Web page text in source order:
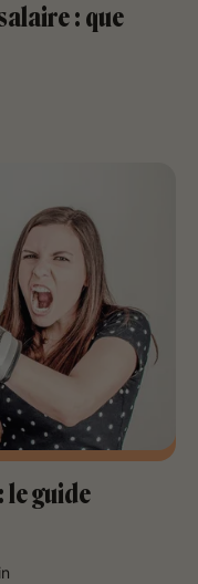
: que
le guide